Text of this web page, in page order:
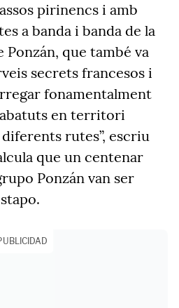
pirinencs i amb
a banda i banda de la
que també va
secrets francesos i
fonamentalment
en territori
rutes”, escriu
que un centenar
Ponzán van ser